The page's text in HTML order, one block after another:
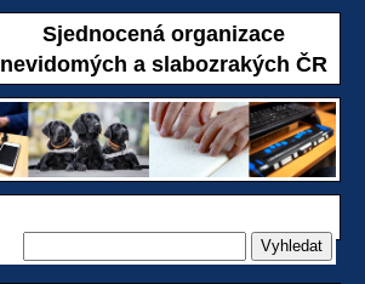
Sjednocená organizace
nevidomých a slabozrakých ČR